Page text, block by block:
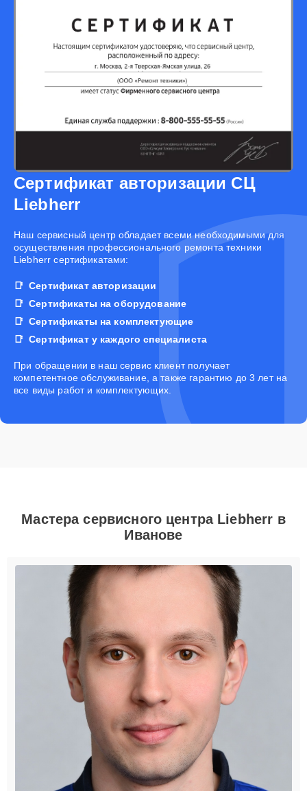
Сертификат авторизации СЦ
Liebherr
Наш сервисный центр обладает всеми необходимыми для
осуществления профессионального ремонта техники
Liebherr сертификатами:
Сертификат авторизации
Сертификаты на оборудование
Сертификаты на комплектующие
Сертификат у каждого специалиста
При обращении в наш сервис клиент получает
компетентное обслуживание, а также гарантию до 3 лет на
все виды работ и комплектующих.
Мастера сервисного центра Liebherr в
Иванове